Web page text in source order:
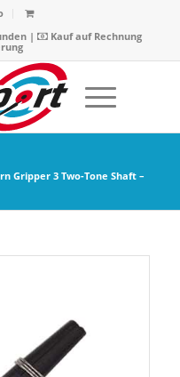
|
Kauf auf Rechnung
Gripper 3 Two-Tone Shaft –